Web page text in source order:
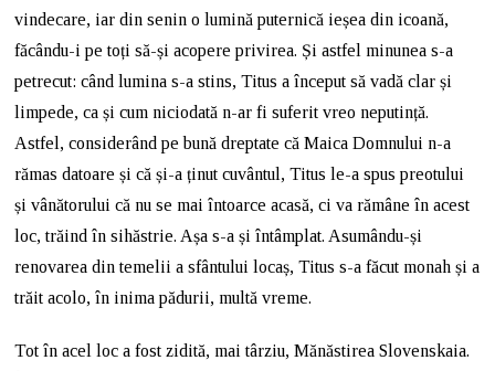
vindecare, iar din senin o lumină puternică ieșea din icoană,
făcându-i pe toți să-și acopere privirea. Și astfel minunea s-a
petrecut: când lumina s-a stins, Titus a început să vadă clar și
limpede, ca și cum niciodată n-ar fi suferit vreo neputință.
Astfel, considerând pe bună dreptate că Maica Domnului n-a
rămas datoare și că și-a ținut cuvântul, Titus le-a spus preotului
și vânătorului că nu se mai întoarce acasă, ci va rămâne în acest
loc, trăind în sihăstrie. Așa s-a și întâmplat. Asumându-și
renovarea din temelii a sfântului locaș, Titus s-a făcut monah și a
trăit acolo, în inima pădurii, multă vreme.
Tot în acel loc a fost zidită, mai târziu, Mănăstirea Slovenskaia.